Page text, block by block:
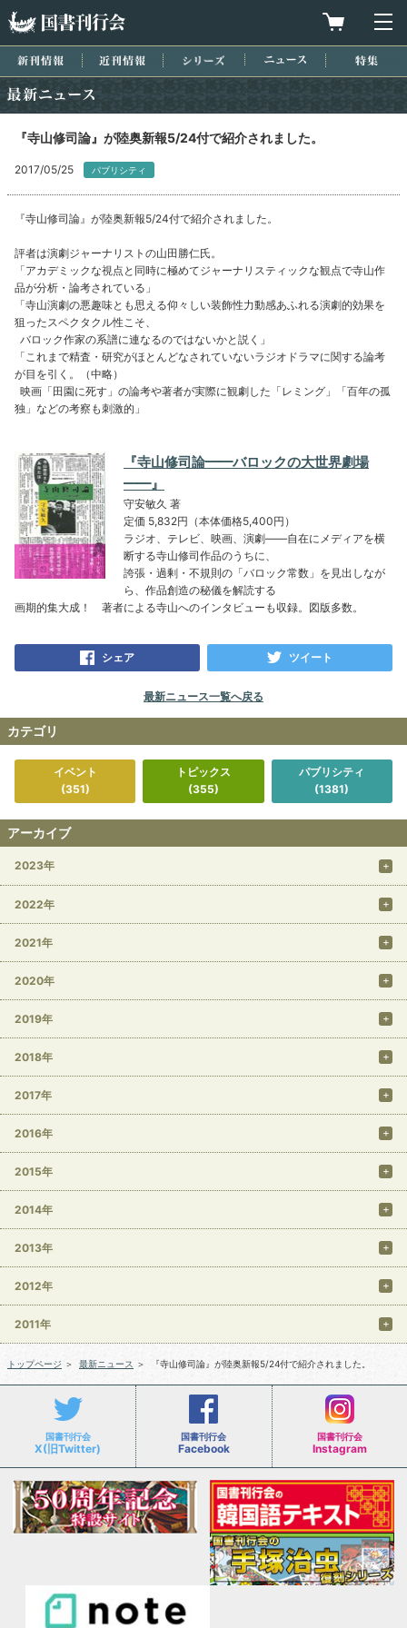
買物カゴを
新刊情報 近刊情報 シリーズ ニュース
『寺山修司論』が陸奥新報5/24付で紹介されました。
2017/05/25 パブリシティ
『寺山修司論』が陸奥新報5/24付で紹介されました。
評者は演劇ジャーナリストの山田勝仁氏。
「アカデミックな視点と同時に極めてジャーナリスティックな観点で寺山作
品が分析・論考されている」
「寺山演劇の悪趣味とも思える仰々しい装飾性力動感あふれる演劇的効果を
狙ったスペクタクル性こそ、
バロック作家の系譜に連なるのではないかと説く」
「これまで精査・研究がほとんどなされていないラジオドラマに関する論考
が目を引く。（中略）
映画「田園に死す」の論考や著者が実際に観劇した「レミング」「百年の孤
独」などの考察も刺激的」
『寺山修司論━━バロックの大世界劇場
━━』
守安敏久 著
定価 5,832円（本体価格5,400円）
ラジオ、テレビ、映画、演劇――自在にメディアを横
断する寺山修司作品のうちに、
誇張・過剰・不規則の「バロック常数」を見出しなが
ら、作品創造の秘儀を解読する
画期的集大成！ 著者による寺山へのインタビューも収録。図版多数。
シェア ツイート
最新ニュース一覧へ戻る
カテゴリ
イベント
(351)
トピックス
(355)
パブリシティ
(1381)
アーカイブ
2023年
2022年
2021年
2020年
2019年
2018年
2017年
2016年
2015年
2014年
2013年
2012年
2011年
トップページ ＞ 最新ニュース ＞ 『寺山修司論』が陸奥新報5/24付で紹介されました。
国書刊行会
X(旧Twitter)
国書刊行会
Facebook
国書刊行会
Instagram